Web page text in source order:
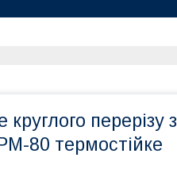
перерізу з
80 термостійке